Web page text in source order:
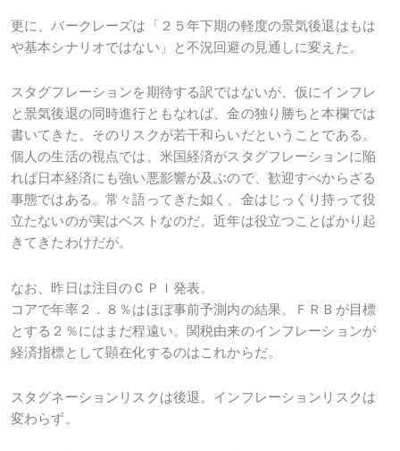
更に、バークレーズは「２５年下期の軽度の景気後退はもは
や基本シナリオではない」と不況回避の見通しに変えた。
スタグフレーションを期待する訳ではないが、仮にインフレ
と景気後退の同時進行ともなれば、金の独り勝ちと本欄では
書いてきた。そのリスクが若干和らいだということである。
個人の生活の視点では、米国経済がスタグフレーションに陥
れば日本経済にも強い悪影響が及ぶので、歓迎すべからざる
事態ではある。常々語ってきた如く、金はじっくり持って役
立たないのが実はベストなのだ。近年は役立つことばかり起
きてきたわけだが。
なお、昨日は注目のＣＰＩ発表。
コアで年率２．８％はほぼ事前予測内の結果。ＦＲＢが目標
とする２％にはまだ程遠い。関税由来のインフレーションが
経済指標として顕在化するのはこれからだ。
スタグネーションリスクは後退。インフレーションリスクは
変わらず。